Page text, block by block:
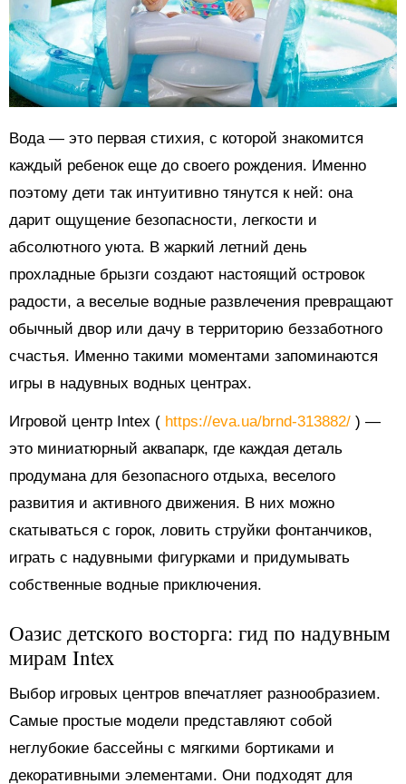
Вода — это первая стихия, с которой знакомится
каждый ребенок еще до своего рождения. Именно
поэтому дети так интуитивно тянутся к ней: она
дарит ощущение безопасности, легкости и
абсолютного уюта. В жаркий летний день
прохладные брызги создают настоящий островок
радости, а веселые водные развлечения превращают
обычный двор или дачу в территорию беззаботного
счастья. Именно такими моментами запоминаются
игры в надувных водных центрах.
Игровой центр Intex ( https://eva.ua/brnd-313882/ ) —
это миниатюрный аквапарк, где каждая деталь
продумана для безопасного отдыха, веселого
развития и активного движения. В них можно
скатываться с горок, ловить струйки фонтанчиков,
играть с надувными фигурками и придумывать
собственные водные приключения.
Оазис детского восторга: гид по надувным
мирам Intex
Выбор игровых центров впечатляет разнообразием.
Самые простые модели представляют собой
неглубокие бассейны с мягкими бортиками и
декоративными элементами. Они подходят для